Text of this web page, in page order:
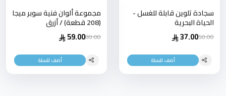
سجادة تلوين قابلة للغسل -
الحياة البحرية
50.00
37.00
أضف للسلة
مجموعة ألوان فنية سوبر ميجا
(208 قطعة) / أزرق
80.00
59.00
أضف للسلة